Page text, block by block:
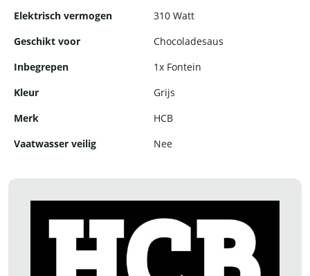
Elektrisch vermogen
310 Watt
Geschikt voor
Chocoladesaus
Inbegrepen
1x Fontein
Kleur
Grijs
Merk
HCB
Vaatwasser veilig
Nee